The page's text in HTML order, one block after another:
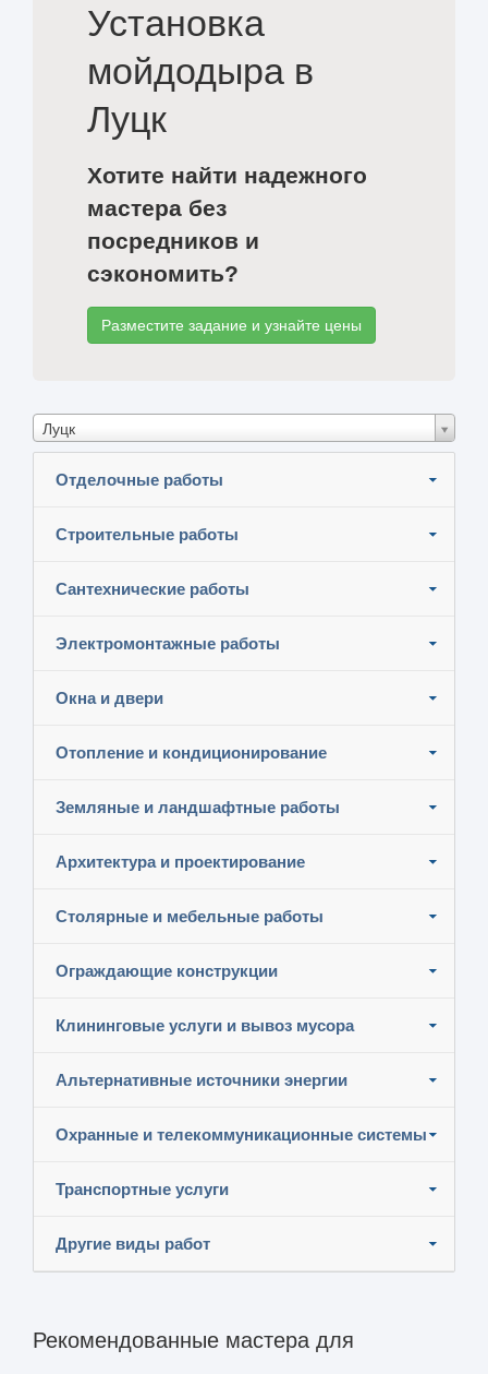
Установка
мойдодыра в
Луцк
Хотите найти надежного
мастера без
посредников и
сэкономить?
Разместите задание и узнайте цены
Луцк
Отделочные работы
Строительные работы
Сантехнические работы
Электромонтажные работы
Окна и двери
Отопление и кондиционирование
Земляные и ландшафтные работы
Архитектура и проектирование
Столярные и мебельные работы
Ограждающие конструкции
Клининговые услуги и вывоз мусора
Альтернативные источники энергии
Охранные и телекоммуникационные системы
Транспортные услуги
Другие виды работ
Рекомендованные мастера для